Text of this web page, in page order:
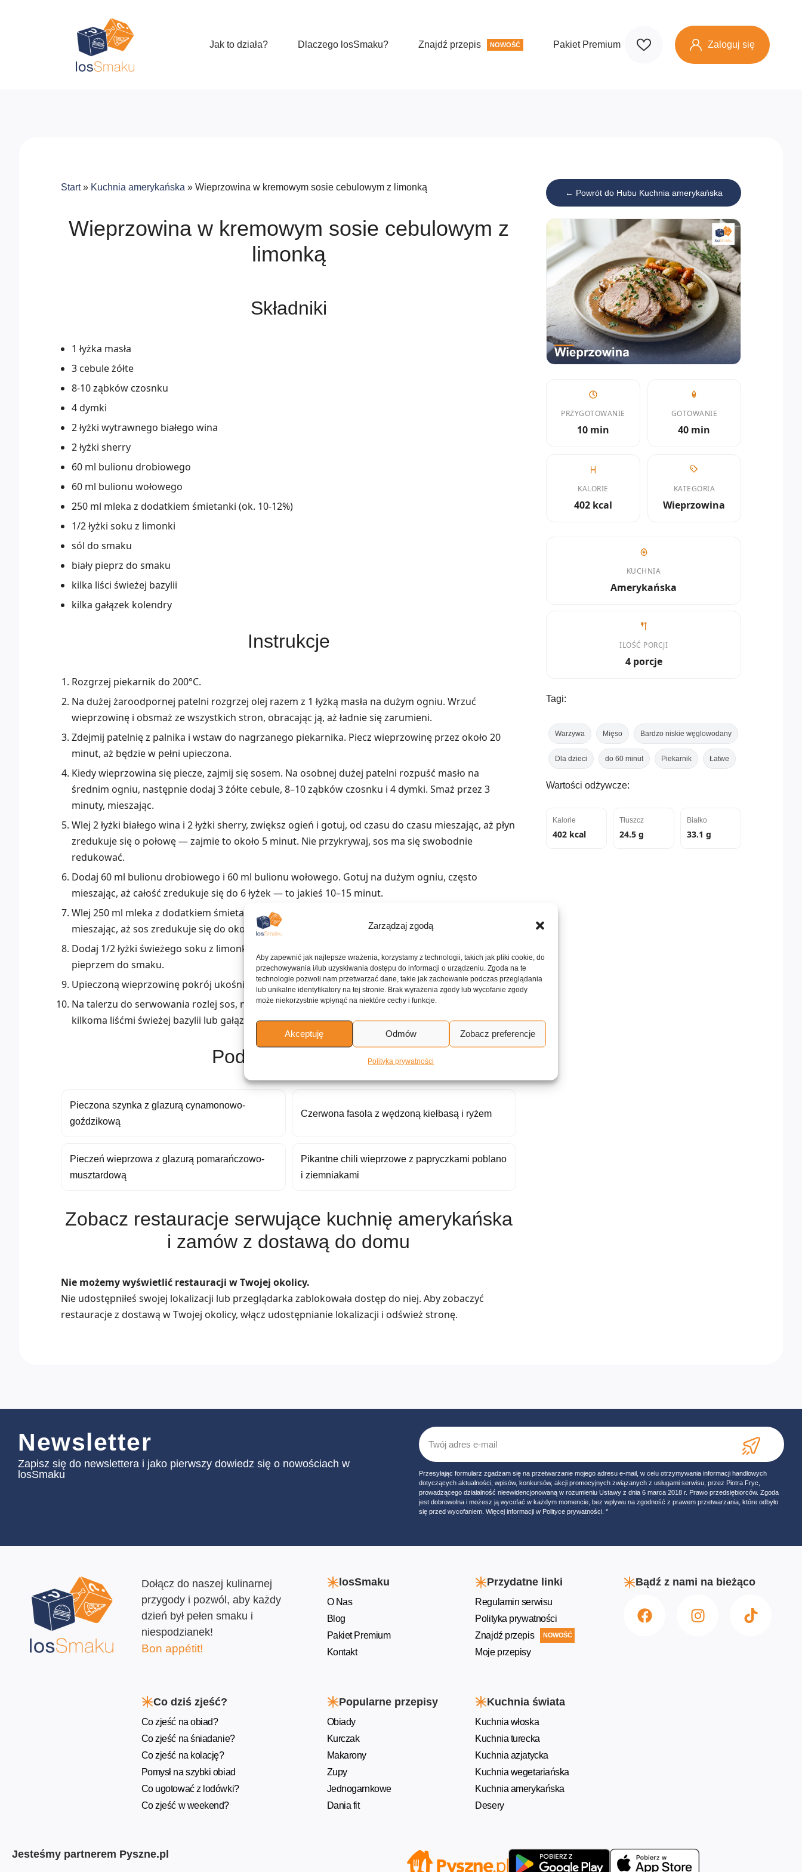
Zarządzaj zgodą
Aby zapewnić jak najlepsze wrażenia, korzystamy z technologii, takich jak pliki cookie, do
przechowywania i/lub uzyskiwania dostępu do informacji o urządzeniu. Zgoda na te
technologie pozwoli nam przetwarzać dane, takie jak zachowanie podczas przeglądania
lub unikalne identyfikatory na tej stronie. Brak wyrażenia zgody lub wycofanie zgody
może niekorzystnie wpłynąć na niektóre cechy i funkcje.
Akceptuję Odmów Zobacz preferencje
Polityka prywatności
Jak to działa? Dlaczego losSmaku? Znajdź przepis NOWOŚĆ Pakiet Premium Zaloguj się
Start» Kuchnia amerykańska » Wieprzowina w kremowym sosie cebulowym z limonką
Wieprzowina w kremowym sosie cebulowym z
limonką
Składniki
1 łyżka masła
3 cebule żółte
8-10 ząbków czosnku
4 dymki
2 łyżki wytrawnego białego wina
2 łyżki sherry
60 ml bulionu drobiowego
60 ml bulionu wołowego
250 ml mleka z dodatkiem śmietanki (ok. 10-12%)
1/2 łyżki soku z limonki
sól do smaku
biały pieprz do smaku
kilka liści świeżej bazylii
kilka gałązek kolendry
Instrukcje
Rozgrzej piekarnik do 200°C.
Na dużej żaroodpornej patelni rozgrzej olej razem z 1 łyżką masła na dużym ogniu. Wrzuć
wieprzowinę i obsmaż ze wszystkich stron, obracając ją, aż ładnie się zarumieni.
Zdejmij patelnię z palnika i wstaw do nagrzanego piekarnika. Piecz wieprzowinę przez około 20
minut, aż będzie w pełni upieczona.
Kiedy wieprzowina się piecze, zajmij się sosem. Na osobnej dużej patelni rozpuść masło na
średnim ogniu, następnie dodaj 3 żółte cebule, 8–10 ząbków czosnku i 4 dymki. Smaż przez 3
minuty, mieszając.
Wlej 2 łyżki białego wina i 2 łyżki sherry, zwiększ ogień i gotuj, od czasu do czasu mieszając, aż płyn
zredukuje się o połowę — zajmie to około 5 minut. Nie przykrywaj, sos ma się swobodnie
redukować.
Dodaj 60 ml bulionu drobiowego i 60 ml bulionu wołowego. Gotuj na dużym ogniu, często
mieszając, aż całość zredukuje się do 6 łyżek — to jakieś 10–15 minut.
Wlej 250 ml mleka z dodatkiem śmietanki (ok. 10–12%). Gotuj na wolnym ogniu, cały czas
mieszając, aż sos zredukuje się do około 250 ml. Powinno to potrwać mniej więcej 7 minut.
Dodaj 1/2 łyżki świeżego soku z limonki i dobrze wymieszaj rózgą. Dopraw sos solą i białym
pieprzem do smaku.
Upieczoną wieprzowinę pokrój ukośnie w plastry o grubości około 0,5 cm.
Na talerzu do serwowania rozlej sos, na nim rozłóż wachlarzowo plastry wieprzowiny. Udekoruj
kilkoma liśćmi świeżej bazylii lub gałązkami kolendry. Pozostały sos podaj osobno, w sosjerce.
Podobne przepisy
Pieczona szynka z glazurą cynamonowo-
goździkową
Czerwona fasola z wędzoną kiełbasą i ryżem
Pieczeń wieprzowa z glazurą pomarańczowo-
musztardową
Pikantne chili wieprzowe z papryczkami poblano
i ziemniakami
Zobacz restauracje serwujące kuchnię amerykańska
i zamów z dostawą do domu
Nie możemy wyświetlić restauracji w Twojej okolicy.
Nie udostępniłeś swojej lokalizacji lub przeglądarka zablokowała dostęp do niej. Aby zobaczyć
restauracje z dostawą w Twojej okolicy, włącz udostępnianie lokalizacji i odśwież stronę.
← Powrót do Hubu Kuchnia amerykańska
PRZYGOTOWANIE
10 min
GOTOWANIE
40 min
KALORIE
402 kcal
KATEGORIA
Wieprzowina
KUCHNIA
Amerykańska
ILOŚĆ PORCJI
4 porcje
Tagi:
Warzywa Mięso Bardzo niskie węglowodany
Dla dzieci do 60 minut Piekarnik Łatwe
Wartości odżywcze:
Kalorie
402 kcal
Tłuszcz
24.5 g
Białko
33.1 g
Newsletter
Zapisz się do newslettera i jako pierwszy dowiedz się o nowościach w
losSmaku
Przesyłając formularz zgadzam się na przetwarzanie mojego adresu e-mail, w celu otrzymywania informacji handlowych
dotyczących aktualności, wpisów, konkursów, akcji promocyjnych związanych z usługami serwisu, przez Piotra Fryc,
prowadzącego działalność nieewidencjonowaną w rozumieniu Ustawy z dnia 6 marca 2018 r. Prawo przedsiębiorców. Zgoda
jest dobrowolna i możesz ją wycofać w każdym momencie, bez wpływu na zgodność z prawem przetwarzania, które odbyło
się przed wycofaniem. Więcej informacji w Polityce prywatności. ‘’
Dołącz do naszej kulinarnej
przygody i pozwól, aby każdy
dzień był pełen smaku i
niespodzianek!
Bon appétit!
losSmaku
O Nas
Blog
Pakiet Premium
Kontakt
Przydatne linki
Regulamin serwisu
Polityka prywatności
Znajdź przepis
NOWOŚĆ
Moje przepisy
Bądź z nami na bieżąco
Co dziś zjeść?
Co zjeść na obiad?
Co zjeść na śniadanie?
Co zjeść na kolację?
Pomysł na szybki obiad
Co ugotować z lodówki?
Co zjeść w weekend?
Popularne przepisy
Obiady
Kurczak
Makarony
Zupy
Jednogarnkowe
Dania fit
Kuchnia świata
Kuchnia włoska
Kuchnia turecka
Kuchnia azjatycka
Kuchnia wegetariańska
Kuchnia amerykańska
Desery
Jesteśmy partnerem Pyszne.pl